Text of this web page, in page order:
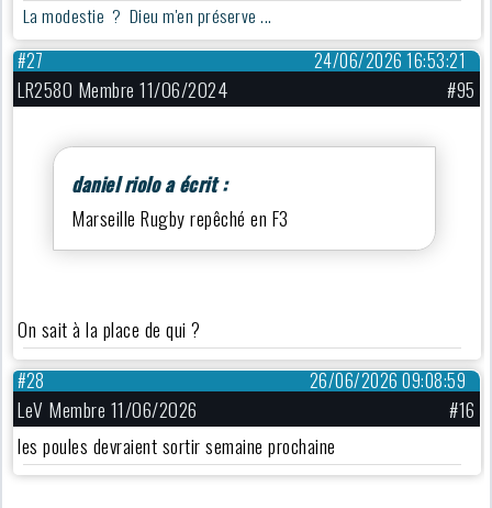
La modestie ? Dieu m'en préserve ...
24/06/2026 16:53:21
#27
LR2580 Membre 11/06/2024 #95
daniel riolo a écrit :
Marseille Rugby repêché en F3
On sait à la place de qui ?
26/06/2026 09:08:59
#28
LeV Membre 11/06/2026
#16
les poules devraient sortir semaine prochaine